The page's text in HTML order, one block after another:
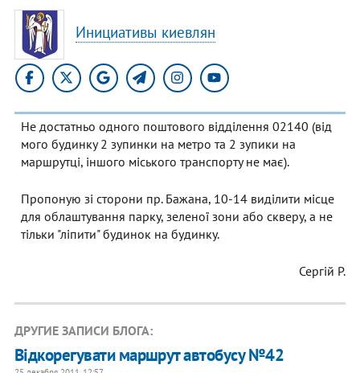
Инициативы киевлян
Не достатньо одного поштового відділення 02140 (від
мого будинку 2 зупинки на метро та 2 зупики на
маршрутці, іншого міського транспорту не має).
Пропоную зі сторони пр. Бажана, 10-14 виділити місце
для облаштування парку, зеленої зони або скверу, а не
тільки "ліпити" будинок на будинку.
Сергій Р.
ДРУГИЕ ЗАПИСИ БЛОГА:
Відкорегувати маршрут автобусу №42